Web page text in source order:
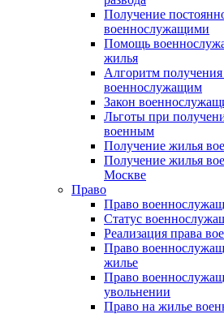
Получение
военнослужащими
Помощь
жилья
Алгоритм
военнослужащим
Закон
Льготы при
военным
Получение жилья
Получение жилья
Москве
Право
Право
Статус
Реализация права
Право
жилье
Право
увольнении
Право на жилье